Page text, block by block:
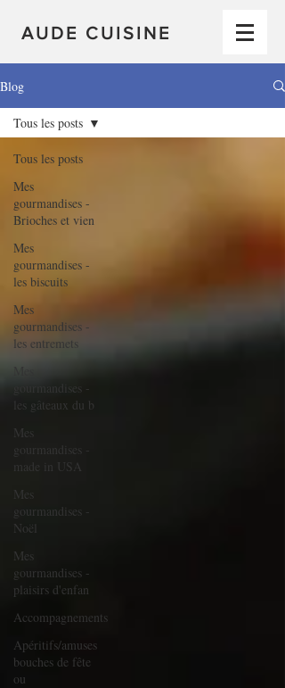
AUDE CUISINE
Blog
Tous les posts
Mes
gourmandises -
Brioches et vien
Mes
gourmandises -
les biscuits
Mes
gourmandises -
les entremets
Mes
gourmandises -
les gâteaux du b
Mes
gourmandises -
made in USA
Mes
gourmandises -
Noël
Mes
gourmandises -
plaisirs d'enfan
Accompagnements
Apéritifs/amuses
bouches de fête
ou
Tous les posts